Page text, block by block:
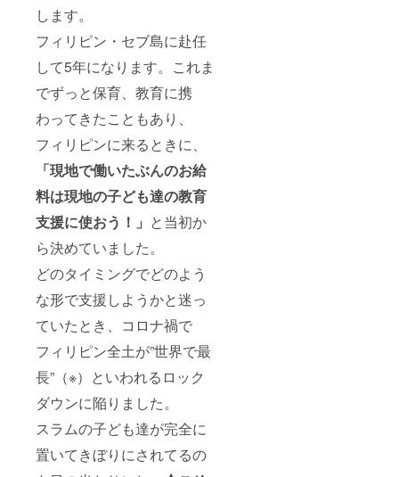
します。
フィリピン・セブ島に赴任
して5年になります。これま
でずっと保育、教育に携
わってきたこともあり、
フィリピンに来るときに、
「現地で働いたぶんのお給
料は現地の子ども達の教育
支援に使おう！」 と当初か
ら決めていました。
どのタイミングでどのよう
な形で支援しようかと迷っ
ていたとき、コロナ禍で
フィリピン全土が”世界で最
長”（※）といわれるロック
ダウンに陥りました。
スラムの子ども達が完全に
置いてきぼりにされてるの